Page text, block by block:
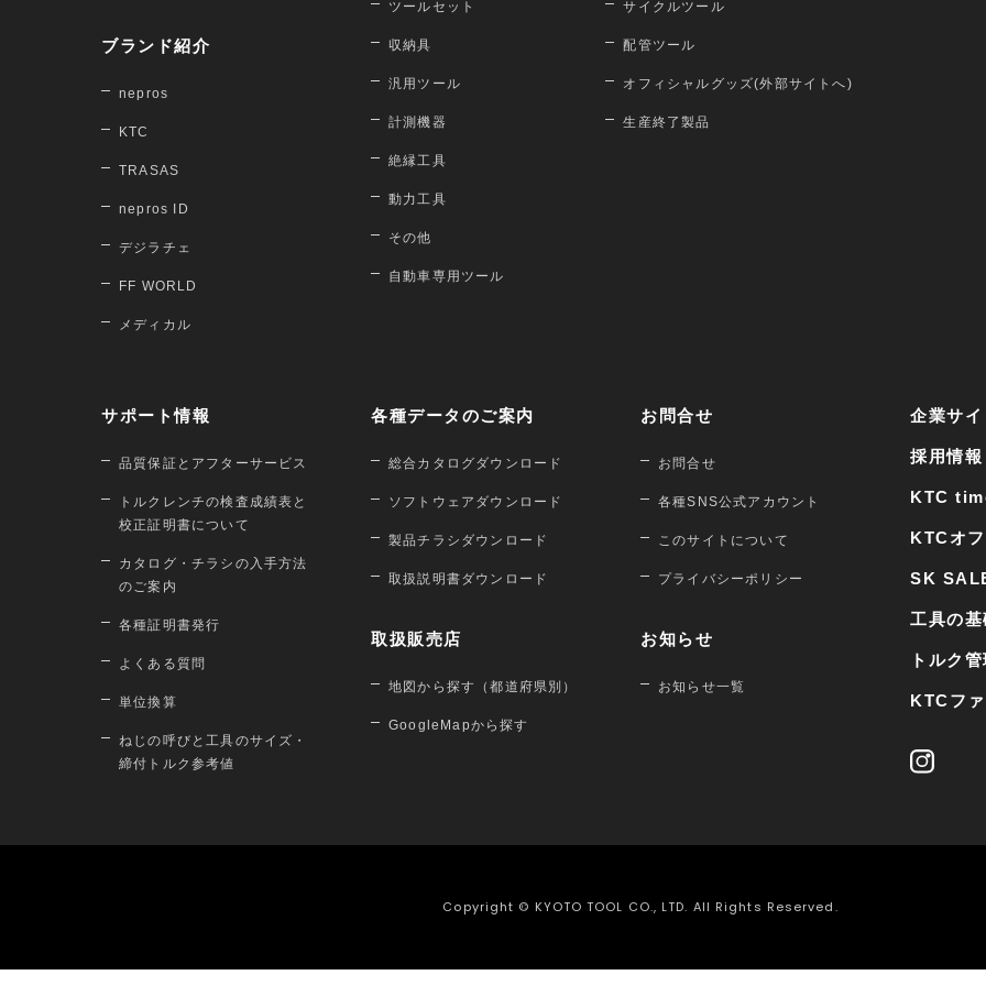
ブランド紹介
nepros
KTC
TRASAS
nepros ID
デジラチェ
FF WORLD
メディカル
ツールセット
収納具
汎用ツール
計測機器
絶縁工具
動力工具
その他
自動車専用ツール
サイクルツール
配管ツール
オフィシャルグッズ(外部サイトへ)
生産終了製品
サポート情報
品質保証とアフターサービス
トルクレンチの検査成績表と
校正証明書について
カタログ・チラシの入手方法
のご案内
各種証明書発行
よくある質問
単位換算
ねじの呼びと工具のサイズ・
締付トルク参考値
各種データのご案内
総合カタログダウンロード
ソフトウェアダウンロード
製品チラシダウンロード
取扱説明書ダウンロード
取扱販売店
地図から探す（都道府県別）
GoogleMapから探す
お問合せ
お問合せ
各種SNS公式アカウント
このサイトについて
プライバシーポリシー
お知らせ
お知らせ一覧
企業サイ
採用情報
KTC
KTCオ
SK
工具の
トルク
KTCフ
Copyright © KYOTO TOOL CO., LTD. All Rights Reserved.